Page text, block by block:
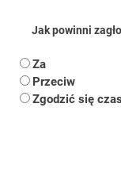
Jak powinni
Za
Przeciw
Zgodzić się